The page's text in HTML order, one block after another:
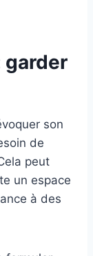
son
de
peut
un espace
à des